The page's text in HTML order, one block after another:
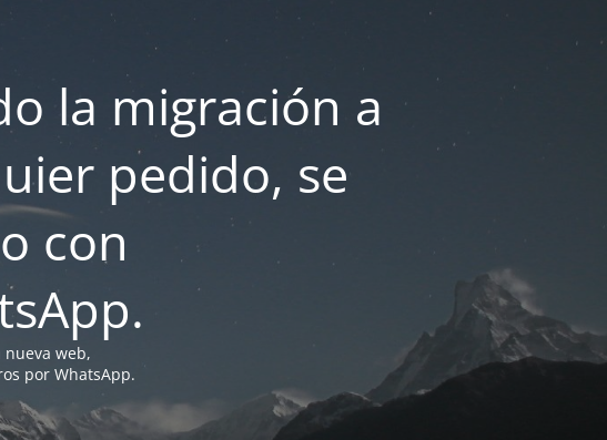
la migración a
pedido, se
con
nueva web,
por WhatsApp.